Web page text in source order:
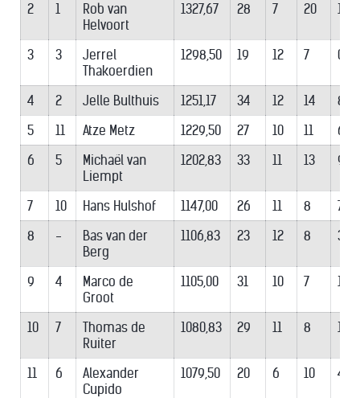
2
1
Rob van
Helvoort
1327,67 28 7 20 1
3 3
Jerrel
Thakoerdien
1298,50 19 12 7 0
4 2 Jelle Bulthuis 1251,17 34 12 14
8
5
11 Atze Metz 1229,50 27 10 11
6
6
5
Michaël van
Liempt
1202,83 33 11 13 9
7 10 Hans Hulshof 1147,00 26 11 8
7
8
-
Bas van der
Berg
1106,83 23 12 8 3
9 4
Marco de
Groot
1105,00 31 10 7 14
10 7
Thomas de
Ruiter
1080,83 29 11 8 10
11 6
Alexander
Cupido
1079,50 20 6 10 4